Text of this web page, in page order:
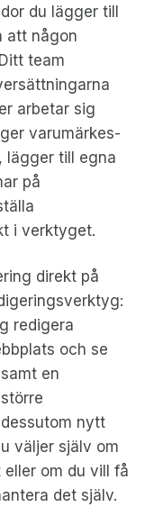
du lägger till
att någon
team
arbetar sig
varumärkes-
lägger till egna
på
i verktyget.
direkt på
redigera
och se
en
nytt
väljer själv om
om du vill få
det själv.